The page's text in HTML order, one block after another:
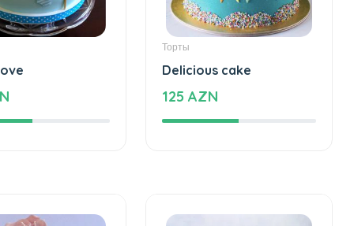
Торты
Delicious cake
125 AZN